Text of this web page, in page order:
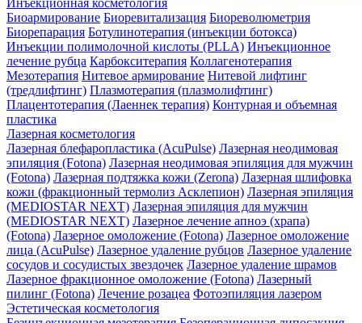
Инъекционная косметология
Биоармирование Биоревитализация Биореволюметрия
Биорепарация Ботулинотерапия (инъекции ботокса)
Инъекции полимолочной кислоты (PLLA) Инъекционное
лечение рубца Карбокситерапия Коллагенотерапия
Мезотерапия Нитевое армирование Нитевой лифтинг
(тредлифтинг) Плазмотерапия (плазмолифтинг)
Плацентотерапия (Лаеннек терапия) Контурная и объемная
пластика
Лазерная косметология
Лазерная блефаропластика (AcuPulse) Лазерная неодимовая
эпиляция (Fotona) Лазерная неодимовая эпиляция для мужчин
(Fotona) Лазерная подтяжка кожи (Zerona) Лазерная шлифовка
кожи (фракционный термолиз Асклепион) Лазерная эпиляция
(MEDIOSTAR NEXT) Лазерная эпиляция для мужчин
(MEDIOSTAR NEXT) Лазерное лечение апноэ (храпа)
(Fotona) Лазерное омоложение (Fotona) Лазерное омоложение
лица (AcuPulse) Лазерное удаление рубцов Лазерное удаление
сосудов и сосудистых звездочек Лазерное удаление шрамов
Лазерное фракционное омоложение (Fotona) Лазерный
пилинг (Fotona) Лечение розацеа Фотоэпиляция лазером
Эстетическая косметология